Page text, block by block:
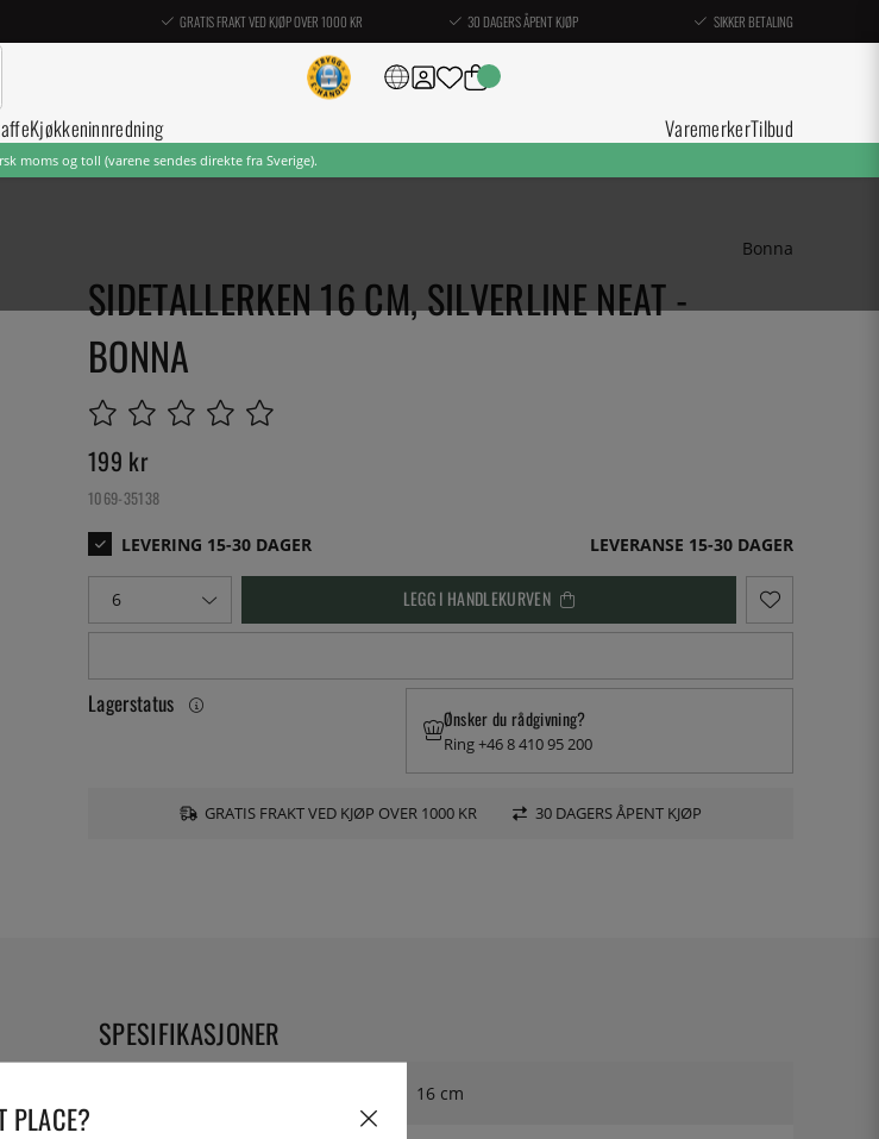
GRATIS FRAKT VED KJØP OVER 1000 KR 30 DAGERS ÅPENT KJØP SIKKER BETALING
Kjøkkeninnredning VaremerkerTilbud
moms og toll (varene sendes direkte fra Sverige).
Bonna
SIDETALLERKEN 16 CM, SILVERLINE NEAT -
BONNA
199 kr
1069-35138
LEVERANSE 15-30 DAGER
LEGG I HANDLEKURVEN
Lagerstatus
Ønsker du rådgivning?
Ring +46 8 410 95 200
GRATIS FRAKT VED KJØP OVER 1000 KR 30 DAGERS ÅPENT KJØP
SPESIFIKASJONER
16 cm
PLACE?